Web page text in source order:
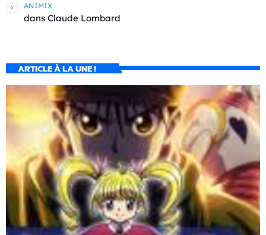
ANIMIX
dans Claude Lombard
ARTICLE À LA UNE !